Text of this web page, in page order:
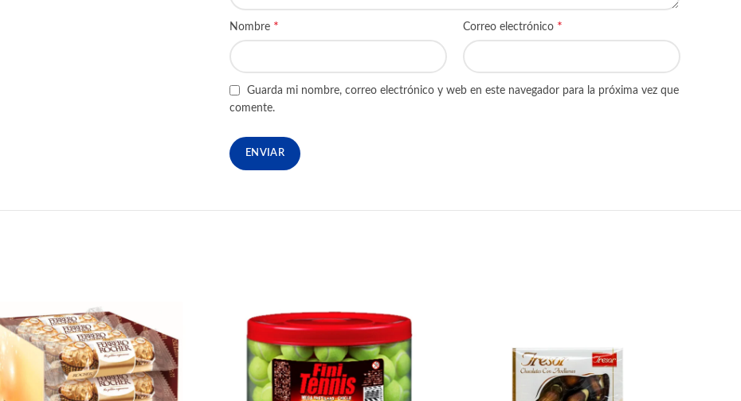
Nombre * Correo electrónico *
Guarda mi nombre, correo electrónico y web en este navegador para la próxima vez que
comente.